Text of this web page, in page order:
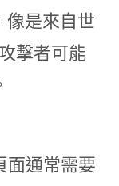
像是來自世
擊者可能
面通常需要